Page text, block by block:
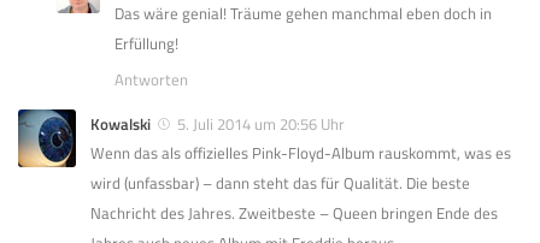
Das wäre genial! Träume gehen manchmal eben doch in
Erfüllung!
Antworten
Kowalski
5. Juli 2014 um 20:56 Uhr
Wenn das als offizielles Pink-Floyd-Album rauskommt, was es
wird (unfassbar) – dann steht das für Qualität. Die beste
Nachricht des Jahres. Zweitbeste – Queen bringen Ende des